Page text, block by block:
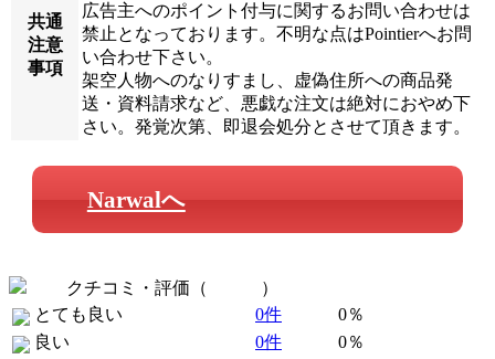
共通
注意
事項
広告主へのポイント付与に関するお問い合わせは
禁止となっております。不明な点はPointierへお問
い合わせ下さい。
架空人物へのなりすまし、虚偽住所への商品発
送・資料請求など、悪戯な注文は絶対におやめ下
さい。発覚次第、即退会処分とさせて頂きます。
Narwalへ
クチコミ・評価（
）
とても良い
0件
0％
良い
0件
0％